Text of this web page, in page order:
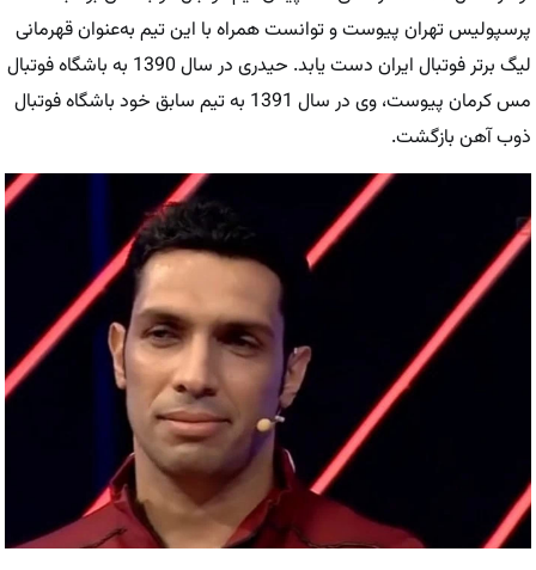
پرسپولیس تهران پیوست و توانست همراه با این تیم به‌عنوان قهرمانی
لیگ برتر فوتبال ایران دست یابد. حیدری در سال 1390 به باشگاه فوتبال
مس کرمان پیوست، وی در سال 1391 به تیم سابق خود باشگاه فوتبال
ذوب آهن بازگشت.